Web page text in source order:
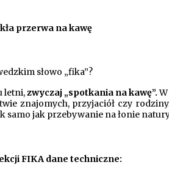
przerwa na kawę
słowo „fika”?
letni,zwyczaj „spotkania na kawę”.
znajomych, przyjaciół czy
samo jak przebywanie na łonie
FIKA dane techniczne: